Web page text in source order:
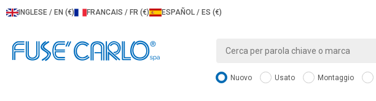
INGLESE / EN (€) FRANCAIS / FR (€) ESPAÑOL / ES (€)
Nuovo Usato Montaggio